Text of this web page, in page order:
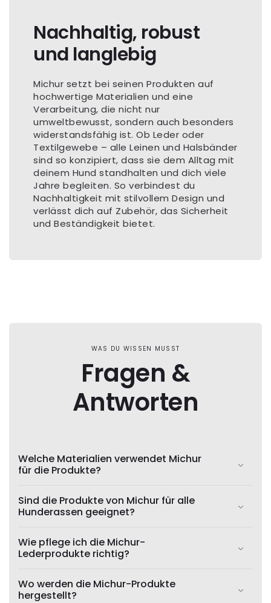
Nachhaltig, robust
und langlebig
Michur setzt bei seinen Produkten auf
hochwertige Materialien und eine
Verarbeitung, die nicht nur
umweltbewusst, sondern auch besonders
widerstandsfähig ist. Ob Leder oder
Textilgewebe – alle Leinen und Halsbänder
sind so konzipiert, dass sie dem Alltag mit
deinem Hund standhalten und dich viele
Jahre begleiten. So verbindest du
Nachhaltigkeit mit stilvollem Design und
verlässt dich auf Zubehör, das Sicherheit
und Beständigkeit bietet.
WAS DU WISSEN MUSST
Fragen &
Antworten
Welche Materialien verwendet Michur
für die Produkte?
Sind die Produkte von Michur für alle
Hunderassen geeignet?
Wie pflege ich die Michur-
Lederprodukte richtig?
Wo werden die Michur-Produkte
hergestellt?